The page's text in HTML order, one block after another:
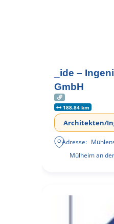
_ide –
GmbH
188.84 km
Architekten/
Adresse:
Mülheim an